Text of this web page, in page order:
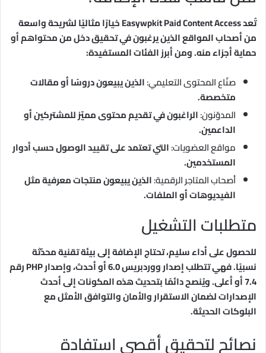
تُعد Easywpkit Paid Content Access خيارًا مثاليًا لشريحة واسعة
من أصحاب المواقع الذين يرغبون في تحقيق دخل من محتواهم أو
حماية أجزاء منه. ومن أبرز الفئات المستفيدة:
صنّاع المحتوى التعليمي:الذين يبيعون دروسًا أو مقالات
متخصصة.
المدوّنون:الراغبون في تقديم محتوى مميّز للمشتركين أو
الداعمين.
مواقع العضويات:التي تعتمد على تقييد الوصول حسب أدوار
المستخدمين.
أصحاب المتاجر الرقمية:الذين يبيعون منتجات معرفية مثل
الفيديوهات أو الملفات.
متطلبات التشغيل
للحصول على أداء سليم، تحتاج الإضافة إلى بيئة تقنية محدّثة
نسبيًا. فهي تتطلب إصدار ووردبريس 6.0 أو أحدث، وإصدار PHP رقم
7.4 أو أعلى. ويُنصح دائمًا بتحديث هذه المكونات إلى أحدث
الإصدارات لضمان الاستقرار والأمان والتوافق الأمثل مع
البلوكات الحديثة.
نصائح لتحقيق أقصى استفادة